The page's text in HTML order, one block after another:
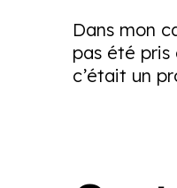
Dans mon
pas été pris
c’était un